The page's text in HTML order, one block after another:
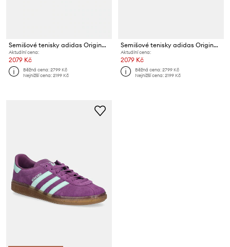
Semišové tenisky adidas Originals Muenchen
Aktuální cena:
2079 Kč
Běžná cena:2799 Kč
Nejnižší cena:2199 Kč
Semišové tenisky adidas Originals Muenchen
Aktuální cena:
2079 Kč
Běžná cena:2799 Kč
Nejnižší cena:2199 Kč